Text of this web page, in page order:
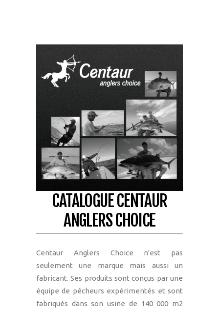
CATALOGUE CENTAUR
ANGLERS CHOICE
Centaur Anglers Choice n'est pas
seulement une marque mais aussi un
fabricant. Ses produits sont conçus par une
équipe de pêcheurs expérimentés et sont
fabriqués dans son usine de 140 000 m2